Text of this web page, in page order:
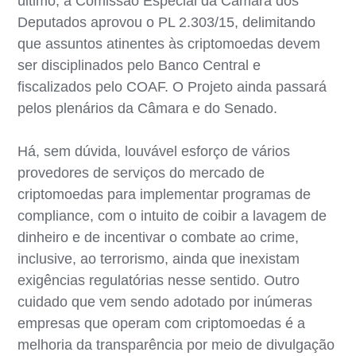
Deputados aprovou o PL 2.303/15, delimitando
que assuntos atinentes às criptomoedas devem
ser disciplinados pelo Banco Central e
fiscalizados pelo COAF. O Projeto ainda passará
pelos plenários da Câmara e do Senado.
Há, sem dúvida, louvável esforço de vários
provedores de serviços do mercado de
criptomoedas para implementar programas de
compliance, com o intuito de coibir a lavagem de
dinheiro e de incentivar o combate ao crime,
inclusive, ao terrorismo, ainda que inexistam
exigências regulatórias nesse sentido. Outro
cuidado que vem sendo adotado por inúmeras
empresas que operam com criptomoedas é a
melhoria da transparência por meio de divulgação